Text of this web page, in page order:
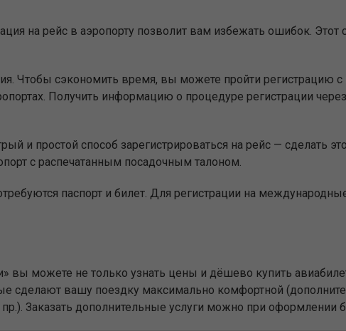
на рейс в аэропорту позволит вам избежать ошибок. Этот
Чтобы сэкономить время, вы можете пройти регистрацию
Получить информацию о процедуре регистрации
и простой способ зарегистрироваться на рейс — сделать
с распечатанным посадочным талоном.
паспорт и билет. Для регистрации на
вы можете не только узнать цены и дёшево купить
сделают вашу поездку максимально комфортной
Заказать дополнительные услуги можно при оформлении